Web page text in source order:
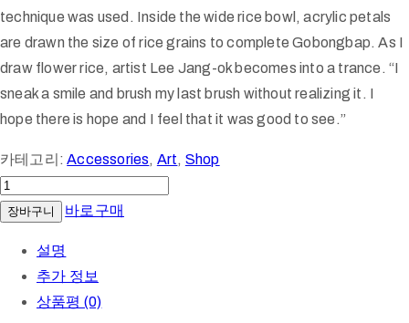
technique was used. Inside the wide rice bowl, acrylic petals
are drawn the size of rice grains to complete Gobongbap. As I
draw flower rice, artist Lee Jang-ok becomes into a trance. “I
sneak a smile and brush my last brush without realizing it. I
hope there is hope and I feel that it was good to see.”
카테고리:Accessories, Art, Shop
장바구니 바로구매
설명
추가 정보
상품평 (0)